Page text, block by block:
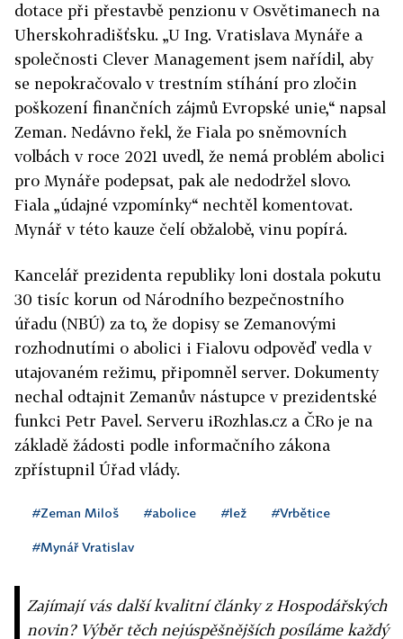
dotace při přestavbě penzionu v Osvětimanech na
Uherskohradišťsku. „U Ing. Vratislava Mynáře a
společnosti Clever Management jsem nařídil, aby
se nepokračovalo v trestním stíhání pro zločin
poškození finančních zájmů Evropské unie,“ napsal
Zeman. Nedávno řekl, že Fiala po sněmovních
volbách v roce 2021 uvedl, že nemá problém abolici
pro Mynáře podepsat, pak ale nedodržel slovo.
Fiala „údajné vzpomínky“ nechtěl komentovat.
Mynář v této kauze čelí obžalobě, vinu popírá.
Kancelář prezidenta republiky loni dostala pokutu
30 tisíc korun od Národního bezpečnostního
úřadu (NBÚ) za to, že dopisy se Zemanovými
rozhodnutími o abolici i Fialovu odpověď vedla v
utajovaném režimu, připomněl server. Dokumenty
nechal odtajnit Zemanův nástupce v prezidentské
funkci Petr Pavel. Serveru iRozhlas.cz a ČRo je na
základě žádosti podle informačního zákona
zpřístupnil Úřad vlády.
#Zeman Miloš #abolice #lež #Vrbětice
#Mynář Vratislav
Zajímají vás další kvalitní články z Hospodářských
novin? Výběr těch nejúspěšnějších posíláme každý